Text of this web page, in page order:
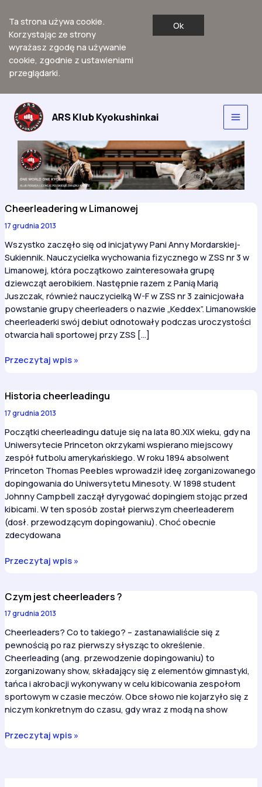
Ta strona używa cookie.
Korzystając ze strony
wyrażasz zgodę na używanie
cookie, zgodnie z ustawieniami
przeglądarki.
Ok
Przejdź
treści
ARS Klub Kyokushinkai
Main
Cheerleadering w Limanowej
17 grudnia 2013
Wszystko zaczęło się od inicjatywy Pani Anny Mordarskiej-
Sukiennik. Nauczycielka wychowania fizycznego w ZSS nr 3 w
Limanowej, która początkowo zainteresowała grupę
dziewcząt aerobikiem. Następnie razem z Panią Marią
Juszczak, również nauczycielką W-F w ZSS nr 3 zainicjowała
powstanie grupy cheerleaders o nazwie „Keddex”. Limanowskie
cheerleaderki swój debiut odnotowały podczas uroczystości
otwarcia hali sportowej przy ZSS […]
Cheerleadering
Przeczytaj wpis »
Historia cheerleadingu
17 grudnia 2013
Początki cheerleadingu datuje się na lata 80.XIX wieku, gdy na
Uniwersytecie Princeton okrzykami wspierano miejscowy
zespół futbolu amerykańskiego. W roku 1894 absolwent
Princeton Thomas Peebles wprowadził ideę zorganizowanego
dopingowania do Uniwersytetu Minesoty. W 1898 student
Johnny Campbell zaczął dyrygować dopingiem stojąc przed
kibicami. W ten sposób został pierwszym cheerleaderem
(dosł. przewodzącym dopingowaniu). Choć obecnie
zdecydowana
Historia
Przeczytaj wpis »
Czym jest cheerleaders ?
17 grudnia 2013
Cheerleaders? Co to takiego? – zastanawialiście się z
pewnością po raz pierwszy słysząc to określenie.
Cheerleading (ang. przewodzenie dopingowaniu) to
zorganizowany show, składający się z elementów gimnastyki,
tańca i akrobacji wykonywany w celu kibicowania zespołom
sportowym w czasie meczów. Obce słowo nie kojarzyło się z
niczym konkretnym do czasu, gdy wraz z modą na show
Czym
Przeczytaj wpis »